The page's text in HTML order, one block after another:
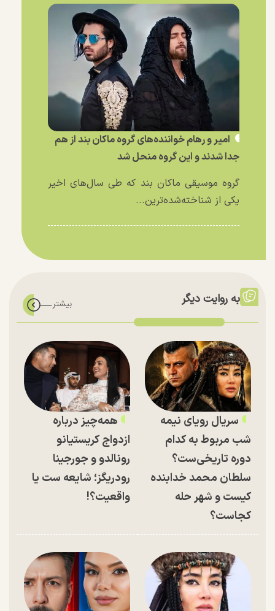
امیر و رهام خواننده‌های گروه ماکان بند از هم
جدا شدند و این گروه منحل شد
گروه موسیقی ماکان بند که طی سال‌های اخیر
یکی از شناخته‌شده‌ترین...
به روایت دیگر
سریال رویای نیمه
شب مربوط به کدام
دوره تاریخی‌ست؟
سلطان محمد خدابنده
کیست و شهر حله
کجاست؟
همه‌چیز درباره
ازدواج کریستیانو
رونالدو و جورجینا
رودریگز؛ شایعه ست یا
واقعیت؟!